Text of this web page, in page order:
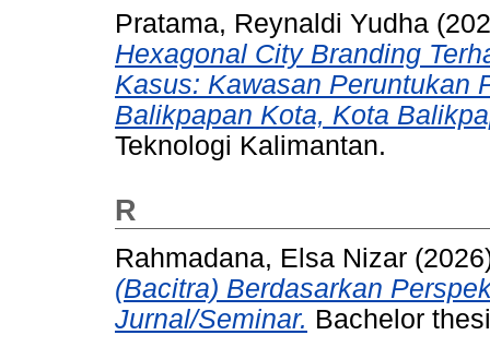
Pratama, Reynaldi Yudha
Hexagonal City Branding
Kasus: Kawasan Peruntukan
Balikpapan Kota, Kota
Teknologi Kalimantan.
R
Rahmadana, Elsa Nizar
(Bacitra) Berdasarkan
Jurnal/Seminar. Bachelor